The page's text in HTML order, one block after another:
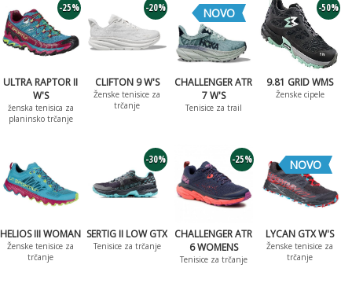
-25%
ULTRA RAPTOR II
W'S
ženska tenisica za
planinsko trčanje
-20%
CLIFTON 9 W'S
Ženske tenisice za
trčanje
NOVO
CHALLENGER ATR
7 W'S
Tenisice za trail
-50%
9.81 GRID WMS
Ženske cipele
HELIOS III WOMAN
Ženske tenisice za
trčanje
-30%
SERTIG II LOW GTX
Tenisice za trčanje
-25%
CHALLENGER ATR
6 WOMENS
Tenisice za trčanje
NOVO
LYCAN GTX W'S
Ženske tenisice za
trčanje